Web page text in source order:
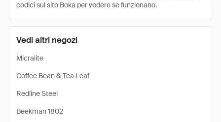
Vedi altri negozi
Micralite
Coffee Bean & Tea Leaf
Redline Steel
Beekman 1802
codici sul sito Boka per vedere se funzionano.